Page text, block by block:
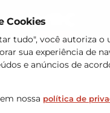
Cookies
tudo", você autoriza o
sua experiência de
e anúncios de
nossa política de
Contactos